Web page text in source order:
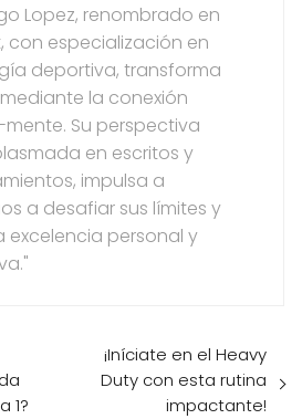
Lopez, renombrado en
con especialización en
deportiva, transforma
la conexión
Su perspectiva
en escritos y
impulsa a
a desafiar sus límites y
excelencia personal y
1?
¡Iníciate en el Heavy
Duty con esta rutina
impactante!